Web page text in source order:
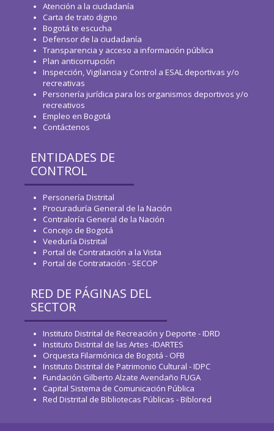
Atención a la ciudadanía
Carta de trato digno
Bogotá te escucha
Defensor de la ciudadanía
Transparencia y acceso a información pública
Plan anticorrupción
Inspección, Vigilancia y Control a ESAL deportivas y/o
recreativas
Personería jurídica para los organismos deportivos y/o
recreativos
Empleo en Bogotá
Contáctenos
ENTIDADES DE
CONTROL
Personería Distrital
Procuraduría General de la Nación
Contraloría General de la Nación
Concejo de Bogotá
Veeduría Distrital
Portal de Contratación a la Vista
Portal de Contratación - SECOP
RED DE PÁGINAS DEL
SECTOR
Instituto Distrital de Recreación y Deporte - IDRD
Instituto Distrital de las Artes -IDARTES
Orquesta Filarmónica de Bogotá - OFB
Instituto Distrital de Patrimonio Cultural - IDPC
Fundación Gilberto Alzate Avendaño FUGA
Capital Sistema de Comunicación Pública
Red Distrital de Bibliotecas Públicas - Biblored